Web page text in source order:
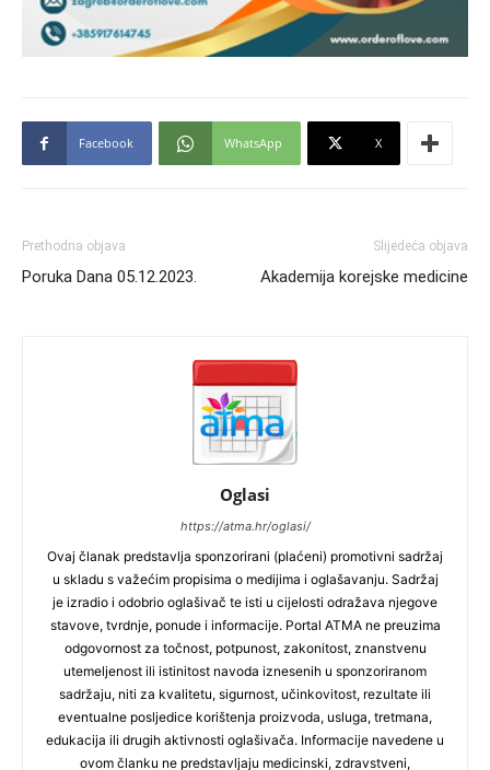
Facebook WhatsApp X
Prethodna objava
Poruka Dana 05.12.2023.
Slijedeća objava
Akademija korejske medicine
Oglasi
https://atma.hr/oglasi/
Ovaj članak predstavlja sponzorirani (plaćeni) promotivni sadržaj
u skladu s važećim propisima o medijima i oglašavanju. Sadržaj
je izradio i odobrio oglašivač te isti u cijelosti odražava njegove
stavove, tvrdnje, ponude i informacije. Portal ATMA ne preuzima
odgovornost za točnost, potpunost, zakonitost, znanstvenu
utemeljenost ili istinitost navoda iznesenih u sponzoriranom
sadržaju, niti za kvalitetu, sigurnost, učinkovitost, rezultate ili
eventualne posljedice korištenja proizvoda, usluga, tretmana,
edukacija ili drugih aktivnosti oglašivača. Informacije navedene u
ovom članku ne predstavljaju medicinski, zdravstveni,